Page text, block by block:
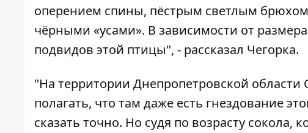
оперением спины, пёстрым светлым
чёрными «усами». В зависимости от
подвидов этой птицы", - рассказал Чегорка.
"На территории Днепропетровской
полагать, что там даже есть гнездование
сказать точно. Но судя по возрасту сокола,